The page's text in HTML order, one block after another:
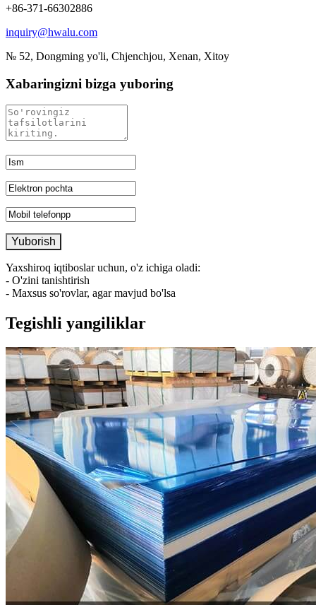
+86-371-66302886
inquiry@hwalu.com
№ 52, Dongming yo'li, Chjenchjou, Xenan, Xitoy
Xabaringizni bizga yuboring
Yaxshiroq iqtiboslar uchun, o'z ichiga oladi:
- O'zini tanishtirish
- Maxsus so'rovlar, agar mavjud bo'lsa
Tegishli yangiliklar